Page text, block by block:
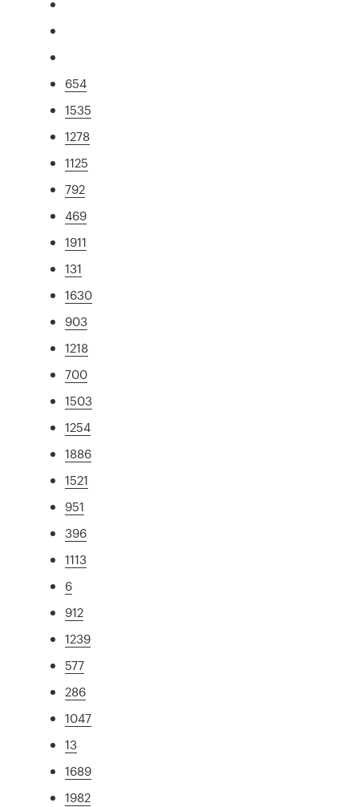
654
1535
1278
1125
792
469
1911
131
1630
903
1218
700
1503
1254
1886
1521
951
396
1113
6
912
1239
577
286
1047
13
1689
1982